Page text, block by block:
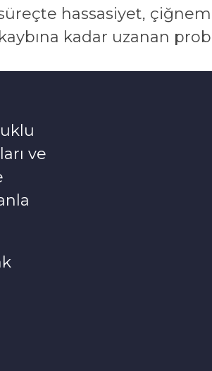
hassasiyet,
kadar uzanan
ve